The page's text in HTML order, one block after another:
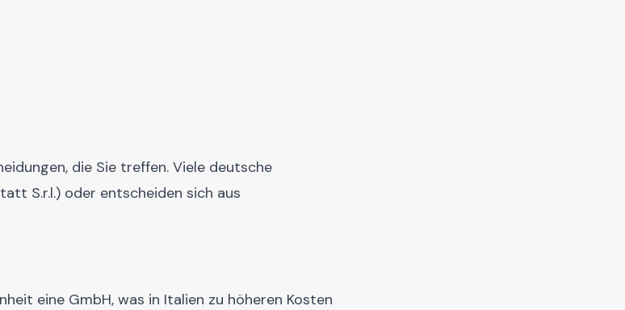
die Sie treffen. Viele deutsche
S.r.l.) oder entscheiden sich aus
eine GmbH, was in Italien zu höheren Kosten